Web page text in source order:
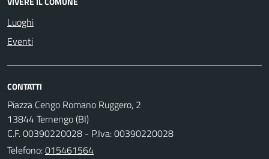
Luoghi
Eventi
CONTATTI
Piazza Cengo Romano Ruggero, 2
13844 Ternengo (BI)
C.F. 00390220028 - P.Iva: 00390220028
Telefono:015461564